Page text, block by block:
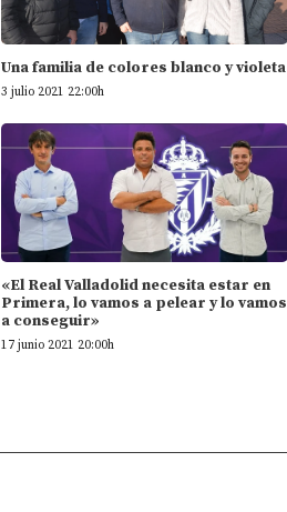
Una familia de colores blanco y violeta
3 julio 2021 22:00h
«El Real Valladolid necesita estar en
Primera, lo vamos a pelear y lo vamos
a conseguir»
17 junio 2021 20:00h